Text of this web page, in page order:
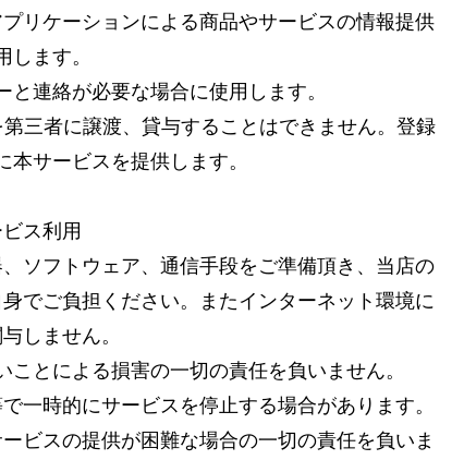
リケーションによる商品やサービスの情報提供
ます。
連絡が必要な場合に使用します。
三者に譲渡、貸与することはできません。登録
サービスを提供します。
ス利用
ソフトウェア、通信手段をご準備頂き、当店の
でご負担ください。またインターネット環境に
しません。
とによる損害の一切の責任を負いません。
一時的にサービスを停止する場合があります。
ビスの提供が困難な場合の一切の責任を負いま